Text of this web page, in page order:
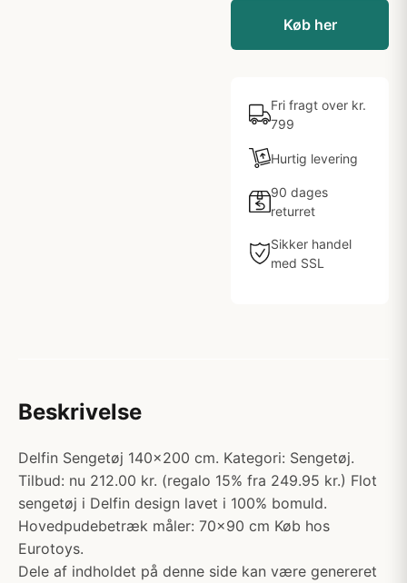
Køb her
Fri fragt over kr.
799
Hurtig levering
90 dages
returret
Sikker handel
med SSL
Beskrivelse
Delfin Sengetøj 140x200 cm. Kategori: Sengetøj.
Tilbud: nu 212.00 kr. (regalo 15% fra 249.95 kr.) Flot
sengetøj i Delfin design lavet i 100% bomuld.
Hovedpudebetræk måler: 70x90 cm Køb hos
Eurotoys.
Dele af indholdet på denne side kan være genereret